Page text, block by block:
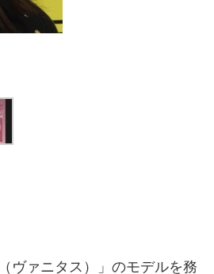
ヴァニタス）」のモデルを務